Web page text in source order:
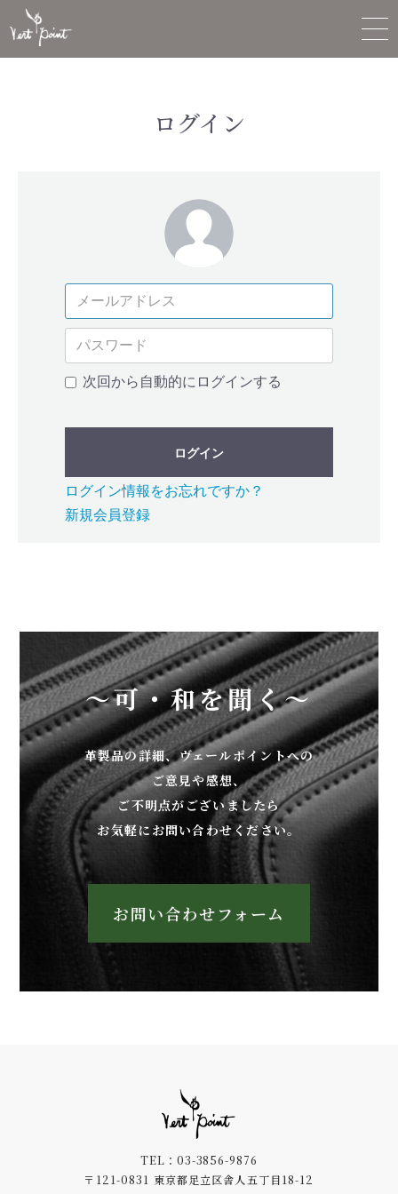
ログイン
次回から自動的にログインする
ログイン
ログイン情報をお忘れですか？
新規会員登録
～可・和を聞く～
革製品の詳細、ヴェールポイントへの
ご意見や感想、
ご不明点がございましたら
お気軽にお問い合わせください。
お問い合わせフォーム
TEL：03-3856-9876
〒121-0831 東京都足立区舎人五丁目18-12